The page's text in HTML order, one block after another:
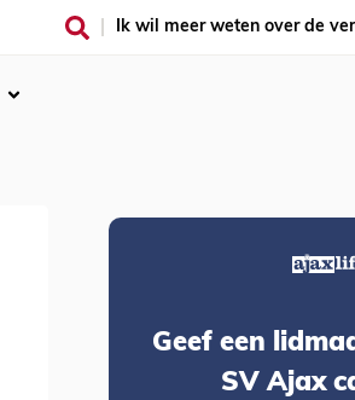
Ik wil meer weten over de
Geef een
SV Ajax